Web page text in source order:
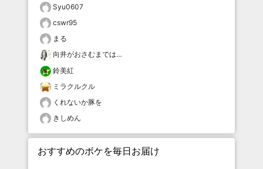
Syu0607
cswr95
まる
向井がおさむまでは…
鈴美紅
ミラクルクル
くれないか豚を
きしめん
おすすめのボケを毎日お届け